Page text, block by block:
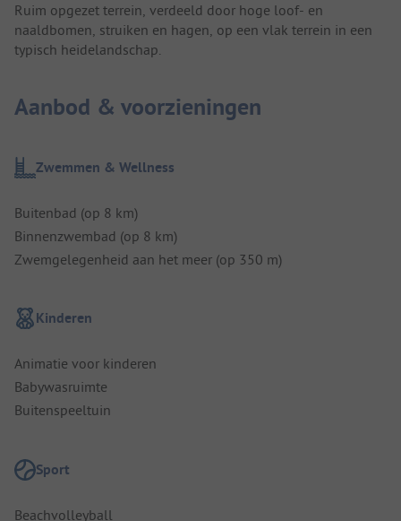
Ruim opgezet terrein, verdeeld door hoge loof- en
naaldbomen, struiken en hagen, op een vlak terrein in een
typisch heidelandschap.
Aanbod & voorzieningen
Zwemmen & Wellness
Buitenbad (op 8 km)
Binnenzwembad (op 8 km)
Zwemgelegenheid aan het meer (op 350 m)
Kinderen
Animatie voor kinderen
Babywasruimte
Buitenspeeltuin
Sport
Beachvolleyball